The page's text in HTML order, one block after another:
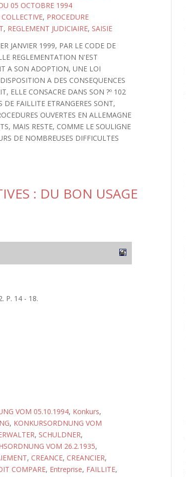
05 OCTOBRE 1994
, PROCEDURE
, REGLEMENT JUDICIAIRE, SAISIE
JANVIER 1999, PAR LE CODE DE
REGLEMENTATION N'EST
A SON ADOPTION, UNE LOI
A DES CONSEQUENCES
ELLE CONSACRE DANS SON ?º 102
FAILLITE ETRANGERES SONT,
OUVERTES EN ALLEMAGNE
MAIS RESTE, COMME LE SOULIGNE
DE NOMBREUSES DIFFICULTES
: DU BON USAGE
P. 14 - 18.
VOM 05.10.1994, Konkurs,
, KONKURSORDNUNG VOM
, SCHULDNER,
VOM 26.2.1935,
, CREANCE, CREANCIER,
COMPARE, Entreprise, FAILLITE,